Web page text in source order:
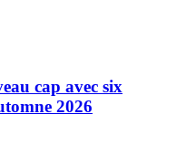
cap avec six
2026